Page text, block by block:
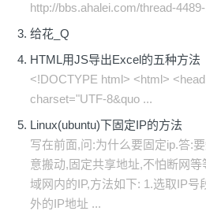
http://bbs.ahalei.com/thread-
给花_Q
HTML用JS导出Excel的五种方法
<!DOCTYPE html> <html>
charset="UTF-8&quo ...
Linux(ubuntu)下固定IP的方法
写在前面,问:为什么要固定ip.答:
意搬动,固定共享地址,不怕断网
域网内的IP,方法如下: 1.选取IP号
外的IP地址 ...